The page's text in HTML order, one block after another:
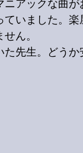
アックな曲
いました。
ん。
先生。どうか